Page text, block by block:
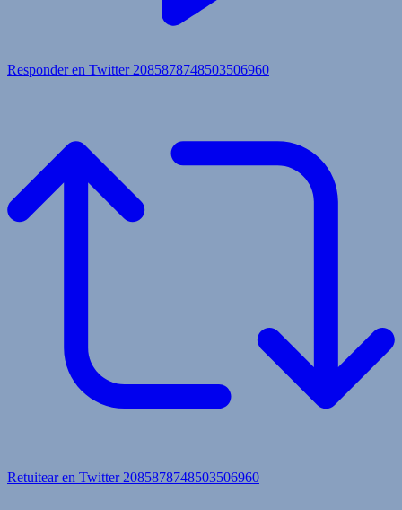
Responder en Twitter 2085878748503506960
Retuitear en Twitter 2085878748503506960